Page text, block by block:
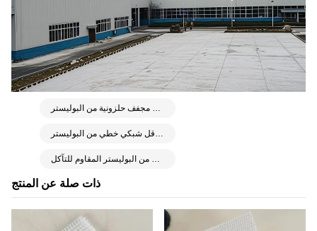
ذات صلة عن المنتج
شبكة مجفف حلزونية من البوليستر
حزام ناقل شبكي خطي من البوليستر
حزام شبكي من البوليستر المقاوم للتآكل